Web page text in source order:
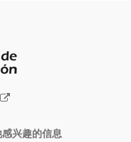
兴趣的信息